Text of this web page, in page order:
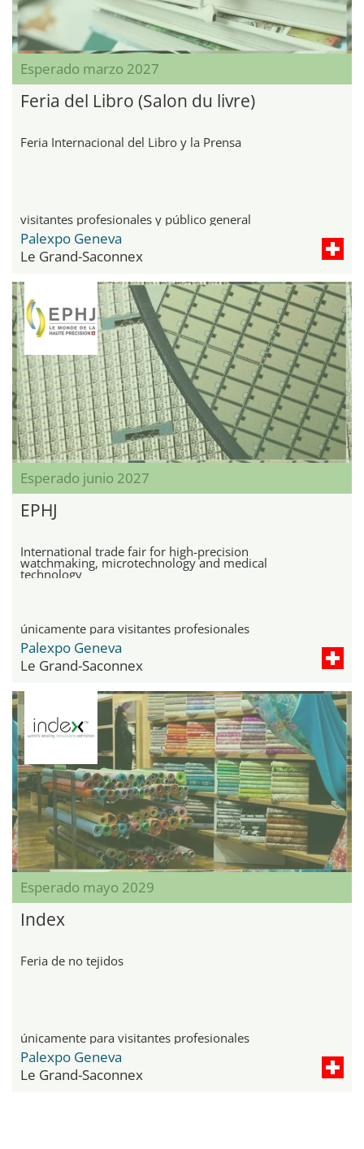
Esperado marzo 2027
Feria del Libro (Salon du livre)
Feria Internacional del Libro y la Prensa
visitantes profesionales y público general
Palexpo Geneva
Le Grand-Saconnex
Esperado junio 2027
EPHJ
International trade fair for high-precision
watchmaking, microtechnology and medical
technology
únicamente para visitantes profesionales
Palexpo Geneva
Le Grand-Saconnex
Esperado mayo 2029
Index
Feria de no tejidos
únicamente para visitantes profesionales
Palexpo Geneva
Le Grand-Saconnex